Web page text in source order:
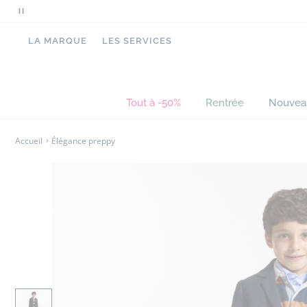
Mettre
pause
LA MARQUE LES SERVICES
Tout à -50% Rentrée
Accueil Élégance preppy